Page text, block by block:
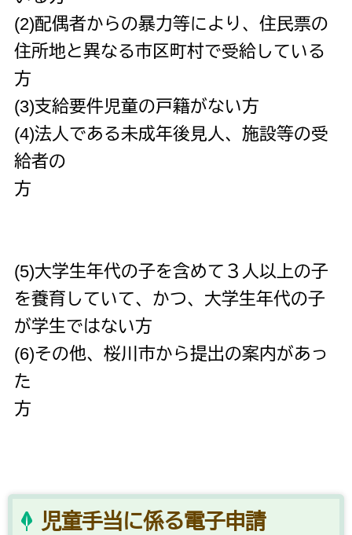
(2)配偶者からの暴力等により、住民票の
住所地と異なる市区町村で受給している
方
(3)支給要件児童の戸籍がない方
(4)法人である未成年後見人、施設等の受
給者の
方
(5)大学生年代の子を含めて３人以上の子
を養育していて、かつ、大学生年代の子
が学生ではない方
(6)その他、桜川市から提出の案内があっ
た
方
児童手当に係る電子申請